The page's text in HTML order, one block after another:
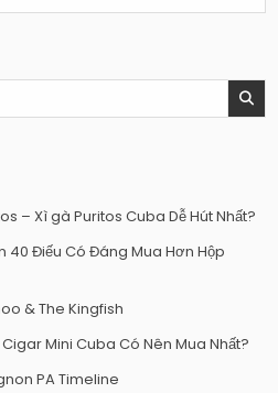
– Xì gà Puritos Cuba Dễ Hút Nhất?
40 Điếu Có Đáng Mua Hơn Hộp
& The Kingfish
Mini Cuba Có Nên Mua Nhất?
PA Timeline